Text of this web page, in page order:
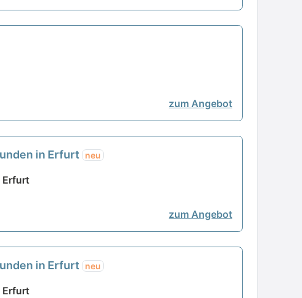
zum Angebot
in Erfurt neu
Erfurt
zum Angebot
in Erfurt neu
Erfurt